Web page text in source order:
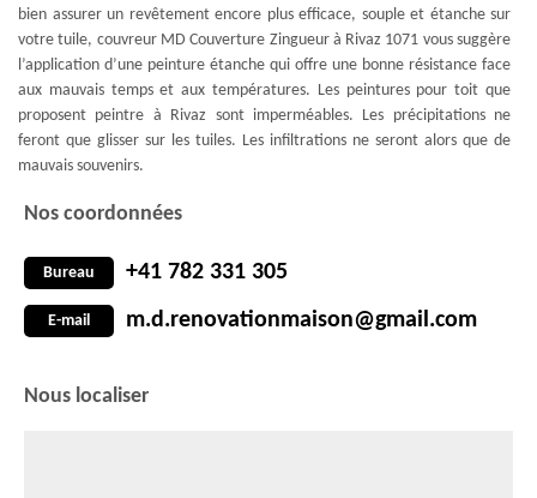
bien assurer un revêtement encore plus efficace, souple et étanche sur
votre tuile, couvreur MD Couverture Zingueur à Rivaz 1071 vous suggère
l’application d’une peinture étanche qui offre une bonne résistance face
aux mauvais temps et aux températures. Les peintures pour toit que
proposent peintre à Rivaz sont imperméables. Les précipitations ne
feront que glisser sur les tuiles. Les infiltrations ne seront alors que de
mauvais souvenirs.
Nos coordonnées
Bureau +41 782 331 305
E-mail m.d.renovationmaison@gmail.com
Nous localiser